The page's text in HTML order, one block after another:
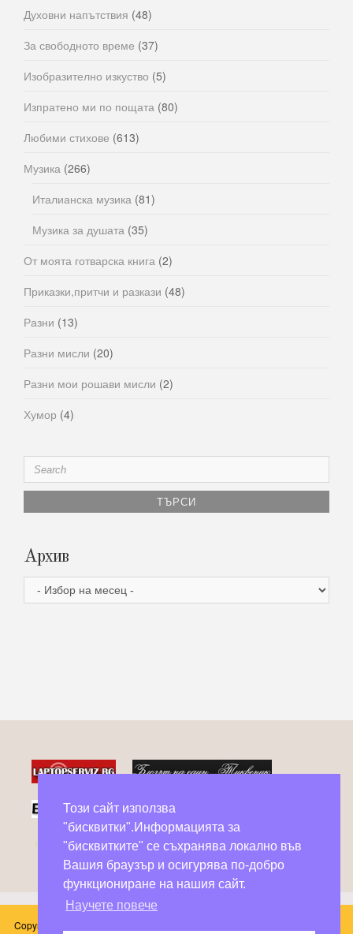
Духовни напътствия (48)
За свободното време (37)
Изобразително изкуство (5)
Изпратено ми по пощата (80)
Любими стихове (613)
Музика (266)
Италианска музика (81)
Музика за душата (35)
От моята готварска книга (2)
Приказки,притчи и разкази (48)
Разни (13)
Разни мисли (20)
Разни мои рошави мисли (2)
Хумор (4)
Search
for:
Архив
Архив
Фейсбук групи в помощ на бездомни животни
Copyright © 2026 Блог Слънчоглед. Всички произведения, публикувани в
Този сайт използва
"бисквитки".Информацията за
"бисквитките" се съхранява локално във
Вашия браузър и осигурява по-добро
функциониране на нашия сайт.
Научете повече